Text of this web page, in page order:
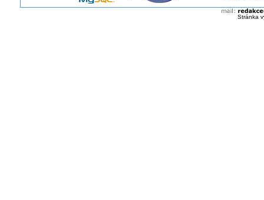
Stránka